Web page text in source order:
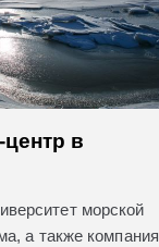
центр в
морской
а также компания